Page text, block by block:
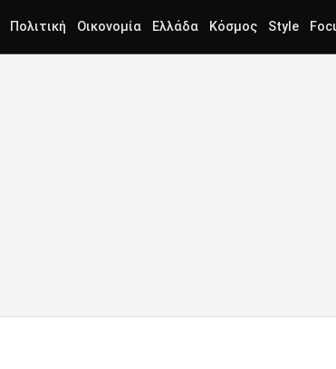
Πολιτική Οικονομία Ελλάδα Κόσμος Style